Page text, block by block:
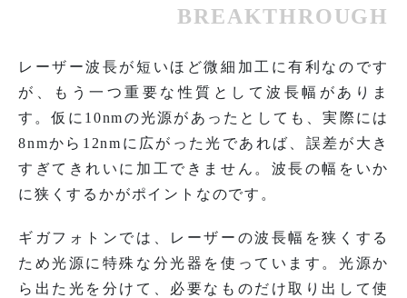
BREAKTHROUGH
レーザー波長が短いほど微細加工に有利なのです
が、もう一つ重要な性質として波長幅がありま
す。仮に10nmの光源があったとしても、実際には
8nmから12nmに広がった光であれば、誤差が大き
すぎてきれいに加工できません。波長の幅をいか
に狭くするかがポイントなのです。
ギガフォトンでは、レーザーの波長幅を狭くする
ため光源に特殊な分光器を使っています。光源か
ら出た光を分けて、必要なものだけ取り出して使